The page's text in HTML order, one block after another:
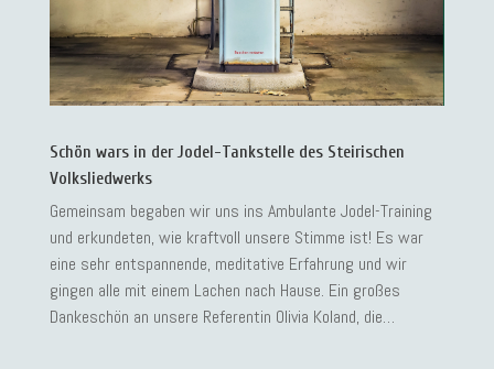
Schön wars in der Jodel-Tankstelle des Steirischen
Volksliedwerks
Gemeinsam begaben wir uns ins Ambulante Jodel-Training
und erkundeten, wie kraftvoll unsere Stimme ist! Es war
eine sehr entspannende, meditative Erfahrung und wir
gingen alle mit einem Lachen nach Hause. Ein großes
Dankeschön an unsere Referentin Olivia Koland, die…